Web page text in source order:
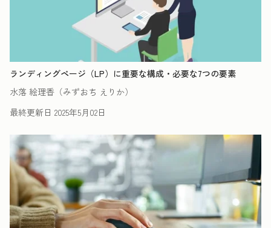
ランディングページ（LP）に重要な構成・必要な7つの要素
水落 絵理香（みずおち えりか）
最終更新日 2025年5月02日